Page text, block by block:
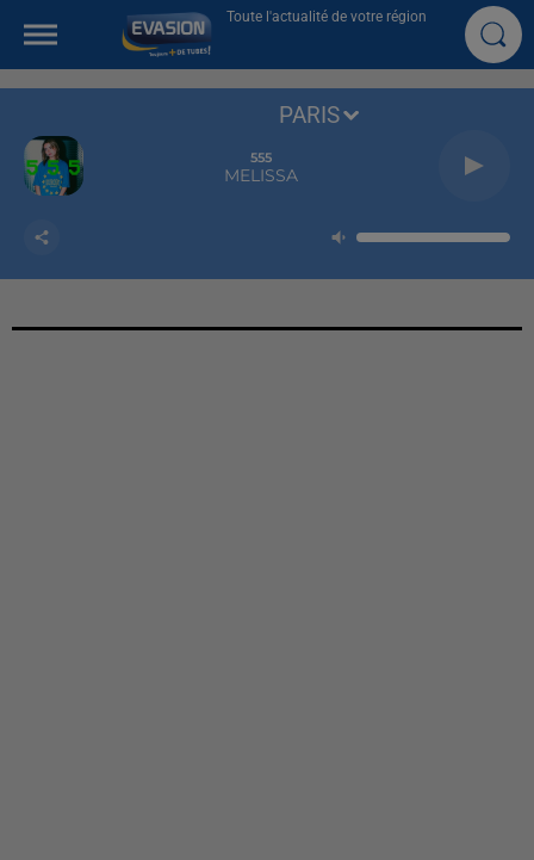
Toute l'actualité de votre région
555
MELISSA
PARIS